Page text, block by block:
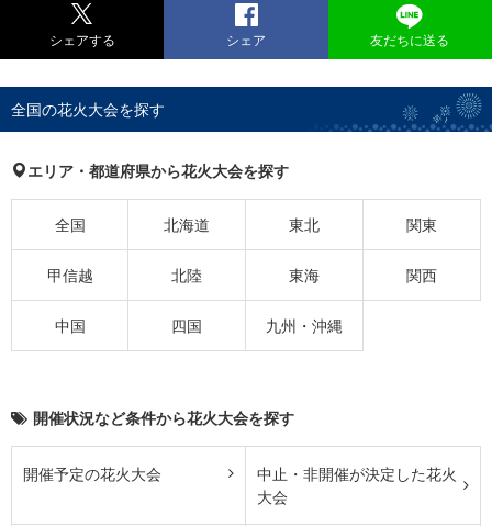
シェアする シェア 友だちに送る
全国の花火大会を探す
エリア・都道府県から花火大会を探す
全国 北海道 東北 関東
甲信越 北陸 東海 関西
中国 四国 九州・沖縄
開催状況など条件から花火大会を探す
開催予定の花火大会
中止・非開催が決定した花火
大会